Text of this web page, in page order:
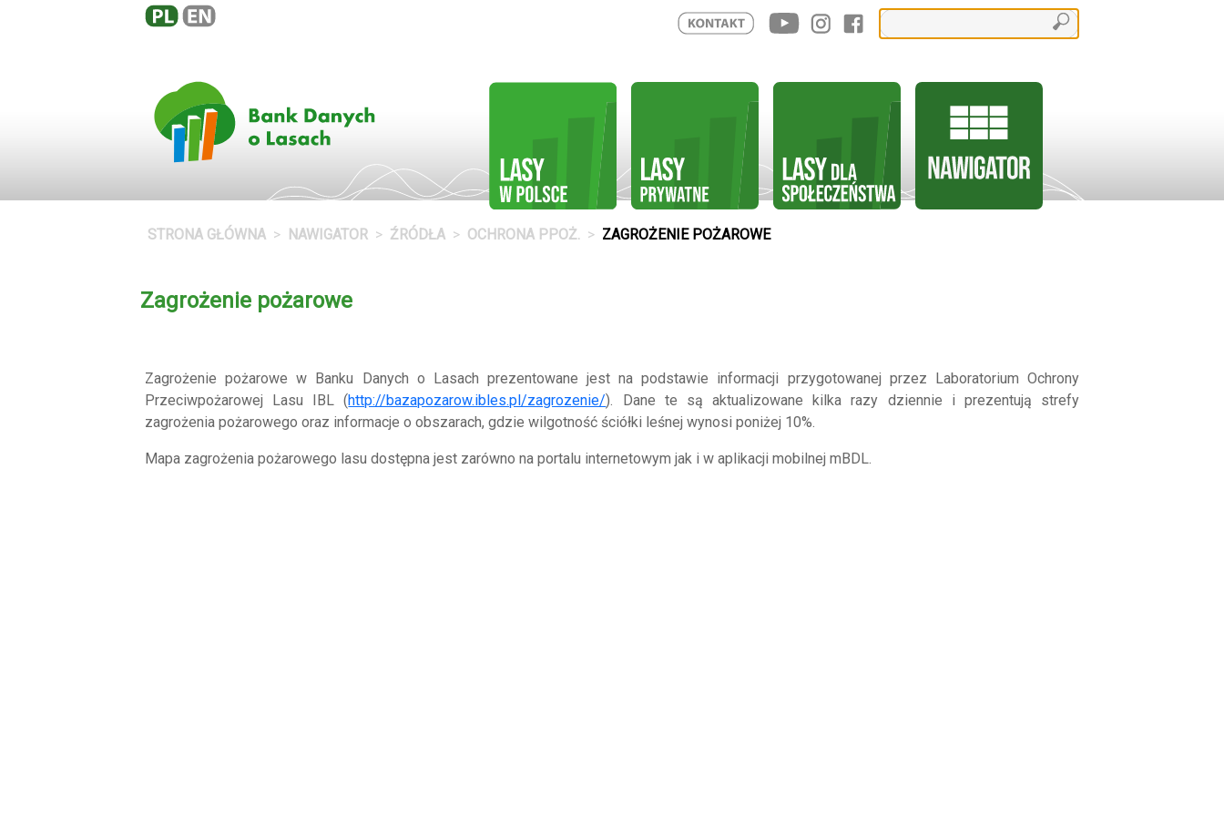
STRONA GŁÓWNA NAWIGATOR ŹRÓDŁA OCHRONA PPOŻ. ZAGROŻENIE POŻAROWE
Zagrożenie pożarowe
Zagrożenie pożarowe w Banku Danych o Lasach prezentowane jest na podstawie informacji przygotowanej przez Laboratorium Ochrony
Przeciwpożarowej Lasu IBL (http://bazapozarow.ibles.pl/zagrozenie/). Dane te są aktualizowane kilka razy dziennie i prezentują strefy
zagrożenia pożarowego oraz informacje o obszarach, gdzie wilgotność ściółki leśnej wynosi poniżej 10%.
Mapa zagrożenia pożarowego lasu dostępna jest zarówno na portalu internetowym jak i w aplikacji mobilnej mBDL.